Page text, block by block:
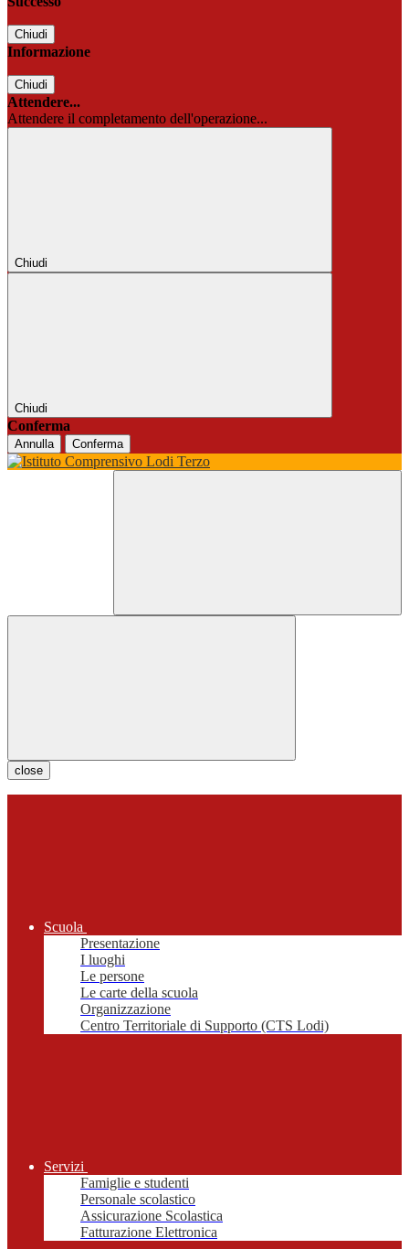
Chiudi
Informazione
Chiudi
Attendere...
Attendere il completamento dell'operazione...
Chiudi
Chiudi
Conferma
Annulla Conferma
close
Scuola
Presentazione
I luoghi
Le persone
Le carte della scuola
Organizzazione
Centro Territoriale di Supporto (CTS Lodi)
Servizi
Famiglie e studenti
Personale scolastico
Assicurazione Scolastica
Fatturazione Elettronica